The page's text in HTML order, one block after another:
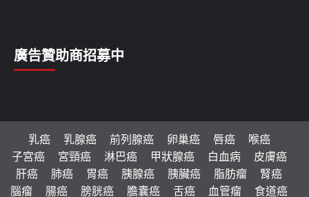
廣告贊助商招募中
乳癌 乳腺癌 前列腺癌 卵巢癌 唇癌
喉癌
子宮癌
宮頸癌 淋巴癌 甲狀腺癌 白血病
皮膚癌
肝癌
肺癌 胃癌 胰腺癌 胰臟癌 脂肪瘤
腎癌
腦瘤
腸癌 膀胱癌 膽囊癌 舌癌 血管瘤 食道癌